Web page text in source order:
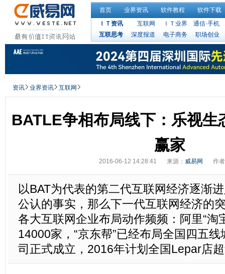
首页 业界资讯 软件教程
软件下载
ＩＴ资讯
互联网 ＩＴ业界
通信·手机
互联思考
深度报道 电子商务 职场创业
资讯 业界资讯 互联网
BATLE争相布局线下：乐视生
赢家
2016-06-12 14:28:41 来源： 威易网 作
以BAT为代表的第二代互联网经济逐渐
公认的事实，那么下一代互联网经济的
各大互联网企业布局动作频频：阿里“淘
14000家，“京东帮”已经布局全国四五
司正式成立，2016年计划全国Lepar店